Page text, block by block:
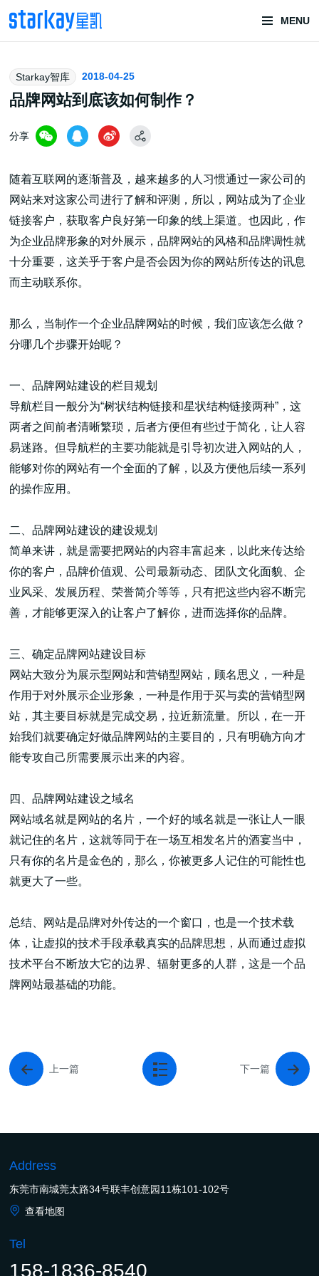
MENU
头部潮玩
技术服务商
潮玩技术解决方案
头部潮玩盲盒/谷子卡牌/二次元手办抽赏开发
一番赏/魔力赏/福袋抽赏/宝箱赏/无限赏
高端网站建设
广告大片形式做开发
Starkay智库 2018-04-25
品牌网站到底该如何制作？
分享
随着互联网的逐渐普及，越来越多的人习惯通过一家公司的
网站来对这家公司进行了解和评测，所以，网站成为了企业
链接客户，获取客户良好第一印象的线上渠道。也因此，作
为企业品牌形象的对外展示，品牌网站的风格和品牌调性就
十分重要，这关乎于客户是否会因为你的网站所传达的讯息
而主动联系你。
那么，当制作一个企业品牌网站的时候，我们应该怎么做？
分哪几个步骤开始呢？
一、品牌网站建设的栏目规划
导航栏目一般分为“树状结构链接和星状结构链接两种”，这
两者之间前者清晰繁琐，后者方便但有些过于简化，让人容
易迷路。但导航栏的主要功能就是引导初次进入网站的人，
能够对你的网站有一个全面的了解，以及方便他后续一系列
的操作应用。
二、品牌网站建设的建设规划
简单来讲，就是需要把网站的内容丰富起来，以此来传达给
你的客户，品牌价值观、公司最新动态、团队文化面貌、企
业风采、发展历程、荣誉简介等等，只有把这些内容不断完
善，才能够更深入的让客户了解你，进而选择你的品牌。
三、确定品牌网站建设目标
网站大致分为展示型网站和营销型网站，顾名思义，一种是
作用于对外展示企业形象，一种是作用于买与卖的营销型网
站，其主要目标就是完成交易，拉近新流量。所以，在一开
始我们就要确定好做品牌网站的主要目的，只有明确方向才
能专攻自己所需要展示出来的内容。
四、品牌网站建设之域名
网站域名就是网站的名片，一个好的域名就是一张让人一眼
就记住的名片，这就等同于在一场互相发名片的酒宴当中，
只有你的名片是金色的，那么，你被更多人记住的可能性也
就更大了一些。
总结、网站是品牌对外传达的一个窗口，也是一个技术载
体，让虚拟的技术手段承载真实的品牌思想，从而通过虚拟
技术平台不断放大它的边界、辐射更多的人群，这是一个品
牌网站最基础的功能。
上一篇 下一篇
Address
东莞市南城莞太路34号联丰创意园11栋101-102号
查看地图
Tel
158-1836-8540